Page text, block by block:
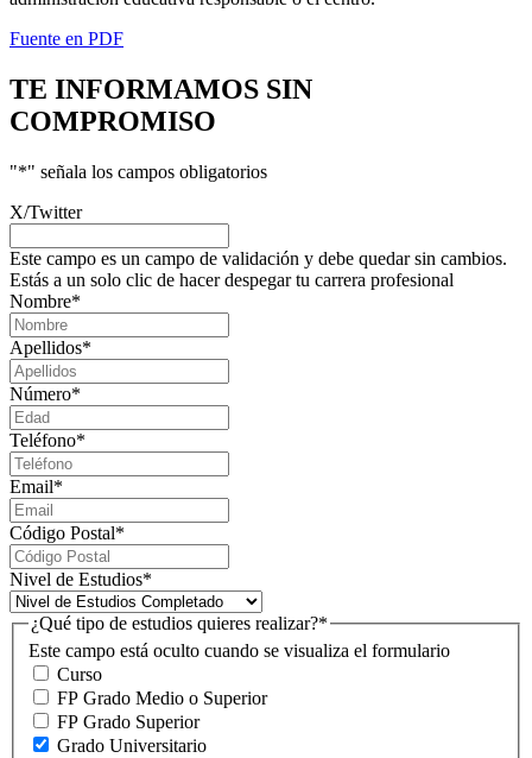
Fuente en PDF
TE INFORMAMOS SIN
COMPROMISO
"*" señala los campos obligatorios
X/Twitter
Este campo es un campo de validación y debe quedar sin cambios.
Estás a un solo clic de hacer despegar tu carrera profesional
Nombre*
Apellidos*
Número*
Teléfono*
Email*
Código Postal*
Nivel de Estudios*
Este campo está oculto cuando se visualiza el formulario
¿Qué tipo de estudios quieres realizar?*
Curso
FP Grado Medio o Superior
FP Grado Superior
Grado Universitario